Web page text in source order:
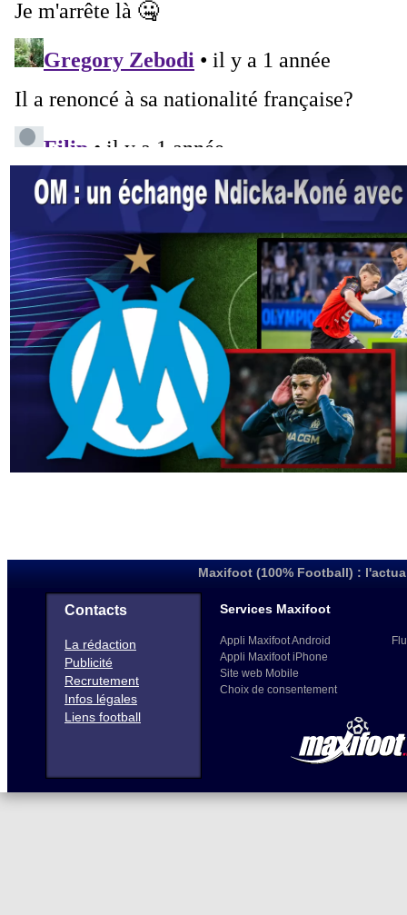
Maxifoot (100% Football) :
Contacts
La rédaction
Publicité
Recrutement
Infos légales
Liens football
Services Maxifoot
Appli Maxifoot Android
Appli Maxifoot iPhone
Site web Mobile
Choix de consentement